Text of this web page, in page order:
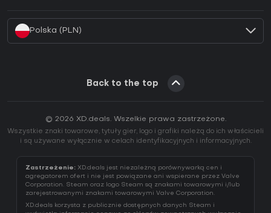
Polska (PLN)
Back to the top
© 2026 XD.deals. Wszelkie prawa zastrzeżone.
Wszystkie znaki towarowe, tytuły gier, logo i grafiki należą do ich właścicieli
i są używane wyłącznie w celach identyfikacyjnych i informacyjnych.
Zastrzeżenie: XD.deals jest niezależną porównywarką cen i
agregatorem ofert i nie jest powiązane ani wspierane przez Valve
Corporation. Steam oraz logo Steam są znakami towarowymi i/lub
zarejestrowanymi znakami towarowymi Valve Corporation.
XD.deals korzysta z publicznie dostępnych danych Steam i